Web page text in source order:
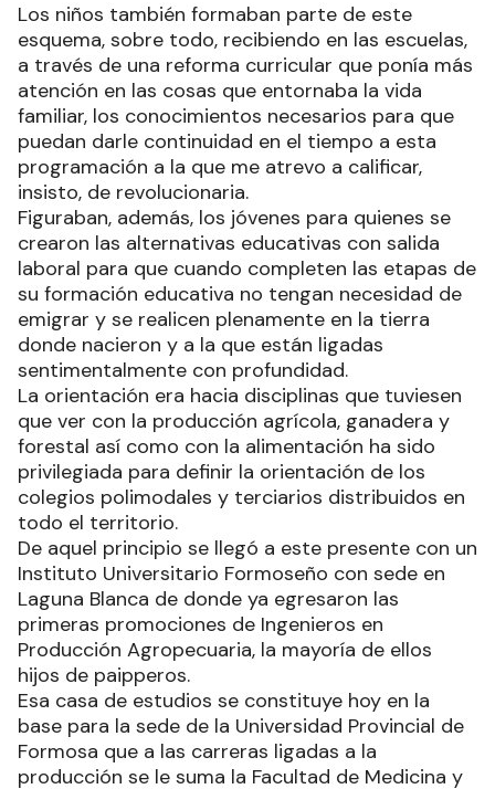
Los niños también formaban parte de este
esquema, sobre todo, recibiendo en las escuelas,
a través de una reforma curricular que ponía más
atención en las cosas que entornaba la vida
familiar, los conocimientos necesarios para que
puedan darle continuidad en el tiempo a esta
programación a la que me atrevo a calificar,
insisto, de revolucionaria.
Figuraban, además, los jóvenes para quienes se
crearon las alternativas educativas con salida
laboral para que cuando completen las etapas de
su formación educativa no tengan necesidad de
emigrar y se realicen plenamente en la tierra
donde nacieron y a la que están ligadas
sentimentalmente con profundidad.
La orientación era hacia disciplinas que tuviesen
que ver con la producción agrícola, ganadera y
forestal así como con la alimentación ha sido
privilegiada para definir la orientación de los
colegios polimodales y terciarios distribuidos en
todo el territorio.
De aquel principio se llegó a este presente con un
Instituto Universitario Formoseño con sede en
Laguna Blanca de donde ya egresaron las
primeras promociones de Ingenieros en
Producción Agropecuaria, la mayoría de ellos
hijos de paipperos.
Esa casa de estudios se constituye hoy en la
base para la sede de la Universidad Provincial de
Formosa que a las carreras ligadas a la
producción se le suma la Facultad de Medicina y